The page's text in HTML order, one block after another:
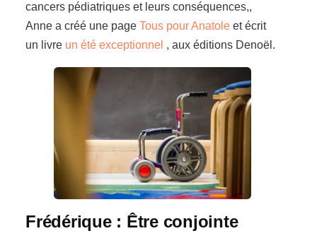
cancers pédiatriques et leurs conséquences,,
Anne a créé une page Tous pour Anatole et écrit
un livre un été exceptionnel , aux éditions Denoël.
Frédérique : Être conjointe